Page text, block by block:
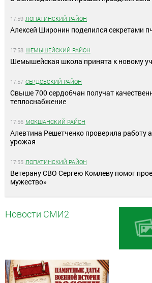
17:59 ЛОПАТИНСКИЙ РАЙОН
Алексей Широнин поделился секретами
17:58 ШЕМЫШЕЙСКИЙ РАЙОН
Шемышейская школа принята к новому
17:57 СЕРДОБСКИЙ РАЙОН
Свыше 700 сердобчан получат
теплоснабжение
17:56 МОКШАНСКИЙ РАЙОН
Алевтина Решетченко проверила работу
урожая
17:55 ЛОПАТИНСКИЙ РАЙОН
Ветерану СВО Сергею Комлеву помог
мужество»
Новости СМИ2